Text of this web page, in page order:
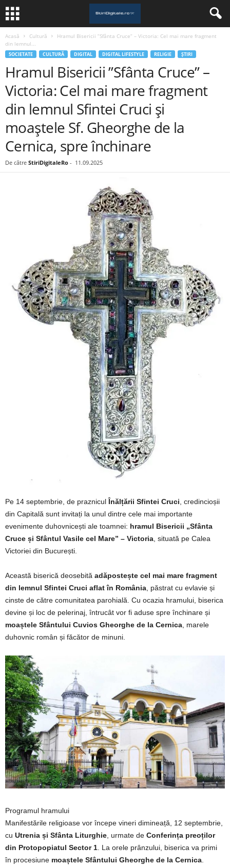
Acasă Cultură
Hramul Bisericii ”Sfânta Cruce” – Victoria: Cel mai mare fragment
din lemnul...
SOCIETATE CULTURĂ DIGITAL DIGITAL LIFESTYLE RELIGIE ȘTIRI
Hramul Bisericii ”Sfânta Cruce” –
Victoria: Cel mai mare fragment
din lemnul Sfintei Cruci și
moaștele Sf. Gheorghe de la
Cernica, spre închinare
De către StiriDigitaleRo - 11.09.2025
Pe 14 septembrie, de praznicul Înălțării Sfintei Cruci , credincioșii
din Capitală sunt invitați la unul dintre cele mai importante
evenimente duhovnicești ale toamnei: hramul Bisericii „Sfânta
Cruce și Sfântul Vasile cel Mare” – Victoria , situată pe Calea
Victoriei din București.
Această biserică deosebită adăpostește cel mai mare fragment
din lemnul Sfintei Cruci aflat în România , păstrat cu evlavie și
cinste de către comunitatea parohială. Cu ocazia hramului, biserica
devine și loc de pelerinaj, întrucât vor fi aduse spre închinare și
moaștele Sfântului Cuvios Gheorghe de la Cernica , marele
duhovnic român și făcător de minuni.
Programul hramului
Manifestările religioase vor începe vineri dimineață, 12 septembrie,
cu Utrenia și Sfânta Liturghie, urmate de Conferința preoților
din Protopopiatul Sector 1. La orele prânzului, biserica va primi
în procesiune moaștele Sfântului Gheorghe de la Cernica.